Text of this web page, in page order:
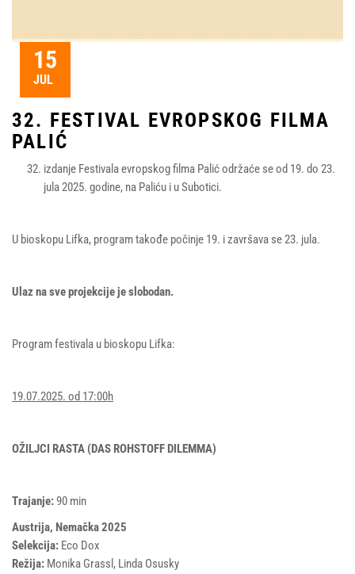
15
JUL
32. FESTIVAL EVROPSKOG FILMA
PALIĆ
izdanje Festivala evropskog filma Palić održaće se od 19. do 23.
jula 2025. godine, na Paliću i u Subotici.
U bioskopu Lifka, program takođe počinje 19. i završava se 23. jula.
Ulaz na sve projekcije je slobodan.
Program festivala u bioskopu Lifka:
19.07.2025. od 17:00h
OŽILJCI RASTA (DAS ROHSTOFF DILEMMA)
Trajanje:90 min
Austrija, Nemačka 2025
Selekcija: Eco Dox
Režija: Monika Grassl, Linda Osusky